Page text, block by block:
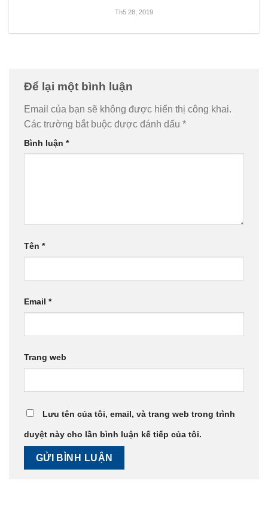
Th5 28, 2019
Để lại một bình luận
Email của bạn sẽ không được hiển thị công khai.
Các trường bắt buộc được đánh dấu *
Bình luận *
Tên *
Email *
Trang web
Lưu tên của tôi, email, và trang web trong trình
duyệt này cho lần bình luận kế tiếp của tôi.